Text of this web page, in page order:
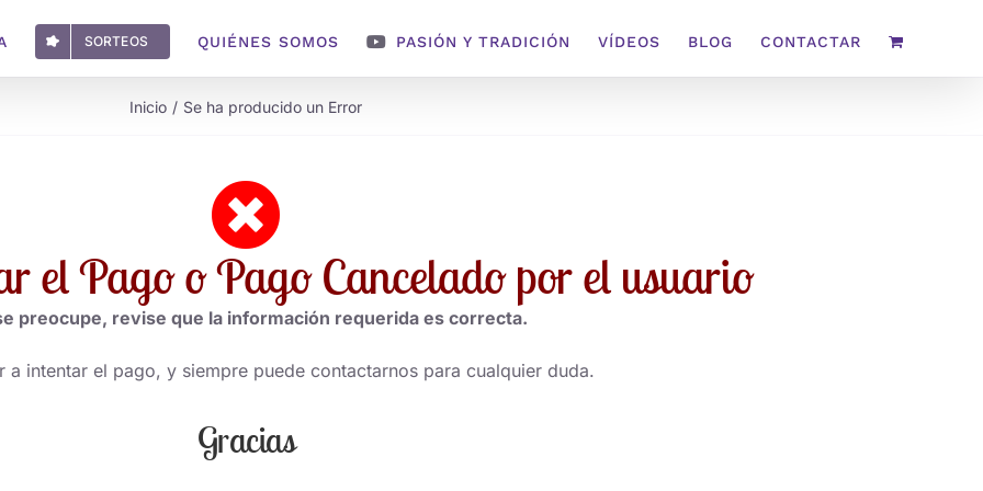
SORTEOS QUIÉNES SOMOS PASIÓN Y TRADICIÓN VÍDEOS BLOG CONTACTAR
Inicio Se ha producido un Error
el Pago o Pago Cancelado por el usuario
preocupe, revise que la información requerida es correcta.
a intentar el pago, y siempre puede contactarnos para cualquier duda.
Gracias